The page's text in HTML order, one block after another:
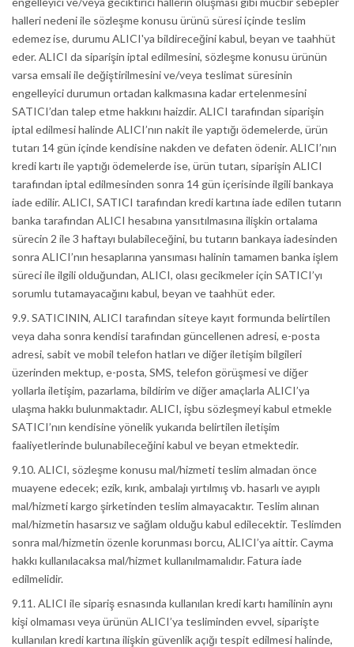
halleri nedeni ile sözleşme konusu ürünü süresi içinde teslim
edemez ise, durumu ALICI'ya bildireceğini kabul, beyan ve taahhüt
eder. ALICI da siparişin iptal edilmesini, sözleşme konusu ürünün
varsa emsali ile değiştirilmesini ve/veya teslimat süresinin
engelleyici durumun ortadan kalkmasına kadar ertelenmesini
SATICI’dan talep etme hakkını haizdir. ALICI tarafından siparişin
iptal edilmesi halinde ALICI’nın nakit ile yaptığı ödemelerde, ürün
tutarı 14 gün içinde kendisine nakden ve defaten ödenir. ALICI’nın
kredi kartı ile yaptığı ödemelerde ise, ürün tutarı, siparişin ALICI
tarafından iptal edilmesinden sonra 14 gün içerisinde ilgili bankaya
iade edilir. ALICI, SATICI tarafından kredi kartına iade edilen tutarın
banka tarafından ALICI hesabına yansıtılmasına ilişkin ortalama
sürecin 2 ile 3 haftayı bulabileceğini, bu tutarın bankaya iadesinden
sonra ALICI’nın hesaplarına yansıması halinin tamamen banka işlem
süreci ile ilgili olduğundan, ALICI, olası gecikmeler için SATICI’yı
sorumlu tutamayacağını kabul, beyan ve taahhüt eder.
9.9. SATICININ, ALICI tarafından siteye kayıt formunda belirtilen
veya daha sonra kendisi tarafından güncellenen adresi, e-posta
adresi, sabit ve mobil telefon hatları ve diğer iletişim bilgileri
üzerinden mektup, e-posta, SMS, telefon görüşmesi ve diğer
yollarla iletişim, pazarlama, bildirim ve diğer amaçlarla ALICI’ya
ulaşma hakkı bulunmaktadır. ALICI, işbu sözleşmeyi kabul etmekle
SATICI’nın kendisine yönelik yukarıda belirtilen iletişim
faaliyetlerinde bulunabileceğini kabul ve beyan etmektedir.
9.10. ALICI, sözleşme konusu mal/hizmeti teslim almadan önce
muayene edecek; ezik, kırık, ambalajı yırtılmış vb. hasarlı ve ayıplı
mal/hizmeti kargo şirketinden teslim almayacaktır. Teslim alınan
mal/hizmetin hasarsız ve sağlam olduğu kabul edilecektir. Teslimden
sonra mal/hizmetin özenle korunması borcu, ALICI’ya aittir. Cayma
hakkı kullanılacaksa mal/hizmet kullanılmamalıdır. Fatura iade
edilmelidir.
9.11. ALICI ile sipariş esnasında kullanılan kredi kartı hamilinin aynı
kişi olmaması veya ürünün ALICI’ya tesliminden evvel, siparişte
kullanılan kredi kartına ilişkin güvenlik açığı tespit edilmesi halinde,